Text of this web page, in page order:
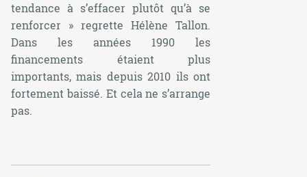
tendance à s’effacer plutôt qu’à se
renforcer » regrette Hélène Tallon.
Dans les années 1990 les
financements étaient plus
importants, mais depuis 2010 ils ont
fortement baissé. Et cela ne s’arrange
pas.